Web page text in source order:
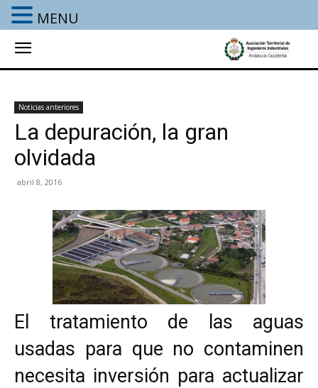
Noticias anteriores
La depuración, la gran
olvidada
abril 8, 2016
El tratamiento de las aguas
usadas para que no contaminen
necesita inversión para actualizar
MENU